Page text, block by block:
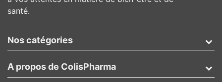
santé.
Nos catégories
A propos de ColisPharma